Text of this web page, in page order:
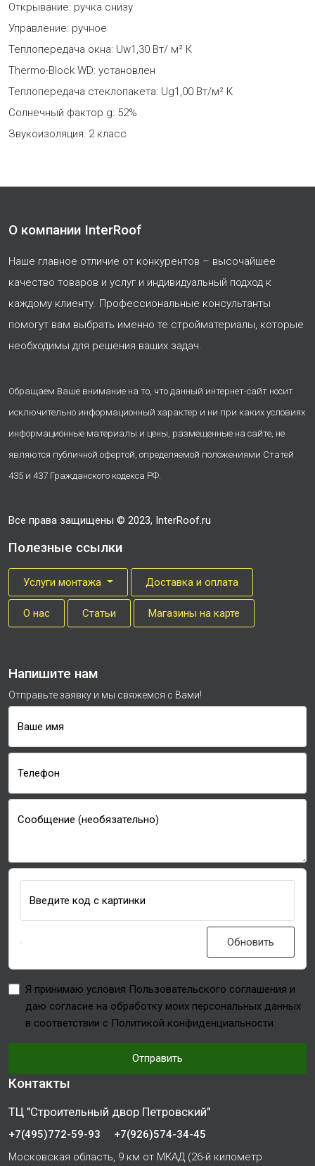
Открывание: ручка снизу
Управление: ручное
Теплопередача окна: Uw1,30 Вт/ м² К
Thermo-Block WD: установлен
Теплопередача стеклопакета: Ug1,00 Вт/м² К
Солнечный фактор g: 52%
Звукоизоляция: 2 класс
О компании InterRoof
Наше главное отличие от конкурентов – высочайшее
качество товаров и услуг и индивидуальный подход к
каждому клиенту. Профессиональные консультанты
помогут вам выбрать именно те стройматериалы, которые
необходимы для решения ваших задач.
Обращаем Ваше внимание на то, что данный интернет-сайт носит
исключительно информационный характер и ни при каких условиях
информационные материалы и цены, размещенные на сайте, не
являются публичной офертой, определяемой положениями Статей
435 и 437 Гражданского кодекса РФ.
Все права защищены © 2023, InterRoof.ru
Полезные ссылки
Услуги монтажа Доставка и оплата
О нас Cтатьи Магазины на карте
Напишите нам
Отправьте заявку и мы свяжемся с Вами!
Ваше имя
Телефон
Сообщение (необязательно)
Введите код с картинки
Обновить
Я принимаю условия Пользовательского соглашения и
даю согласие на обработку моих персональных данных
в соответствии с Политикой конфиденциальности
Отправить
Контакты
ТЦ "Строительный двор Петровский"
+7(495)772-59-93
+7(926)574-34-45
Московская область, 9 км от МКАД (26-й километр